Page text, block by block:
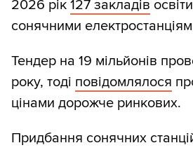
2026 рік 127 закладів
сонячними
Тендер на 19 мільйонів
року, тоді повідомлялося
цінами дорожче ринкових.
Придбання сонячних